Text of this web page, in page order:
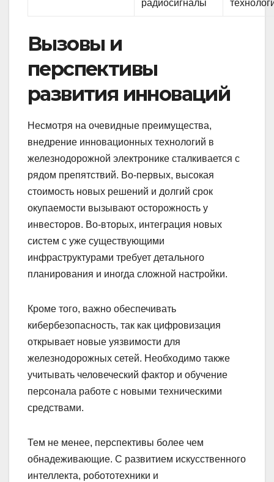
радиосигналы
Вызовы и
перспективы
развития инноваций
Несмотря на очевидные преимущества,
внедрение инновационных технологий в
железнодорожной электронике сталкивается с
рядом препятствий. Во-первых, высокая
стоимость новых решений и долгий срок
окупаемости вызывают осторожность у
инвесторов. Во-вторых, интеграция новых
систем с уже существующими
инфраструктурами требует детального
планирования и иногда сложной настройки.
Кроме того, важно обеспечивать
кибербезопасность, так как цифровизация
открывает новые уязвимости для
железнодорожных сетей. Необходимо также
учитывать человеческий фактор и обучение
персонала работе с новыми техническими
средствами.
Тем не менее, перспективы более чем
обнадеживающие. С развитием искусственного
интеллекта, робототехники и